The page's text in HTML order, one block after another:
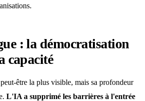
: la démocratisation
capacité
être la plus visible, mais sa profondeur
L'IA a supprimé les barrières à l'entrée